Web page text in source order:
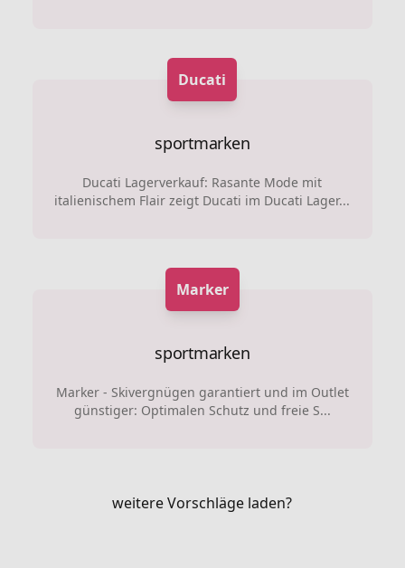
Ducati
sportmarken
Ducati Lagerverkauf: Rasante Mode mit
italienischem Flair zeigt Ducati im Ducati Lager...
Marker
sportmarken
Marker - Skivergnügen garantiert und im Outlet
günstiger: Optimalen Schutz und freie S...
weitere Vorschläge laden?